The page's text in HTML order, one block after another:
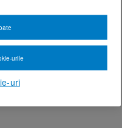
uri
urile